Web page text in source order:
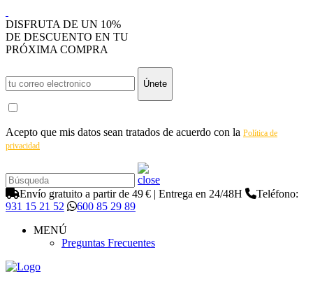
DISFRUTA DE UN 10%
DE DESCUENTO EN TU
PRÓXIMA COMPRA
Únete
Acepto que mis datos sean tratados de acuerdo con la Política de
privacidad
Envío gratuito a partir de 49 € | Entrega en 24/48H
Teléfono:
931 15 21 52
600 85 29 89
MENÚ
Preguntas Frecuentes